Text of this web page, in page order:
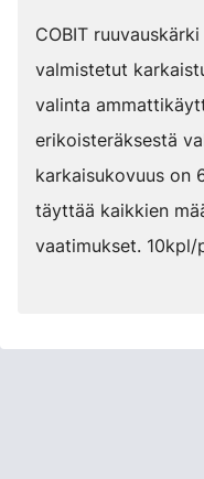
COBIT
valmistetut
valinta
erikoisteräksestä
karkaisukovuus on
täyttää kaikkien
vaatimukset. 10kpl/